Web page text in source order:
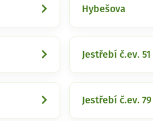
Hybešova
Jestřebí č.ev. 51
Jestřebí č.ev. 79